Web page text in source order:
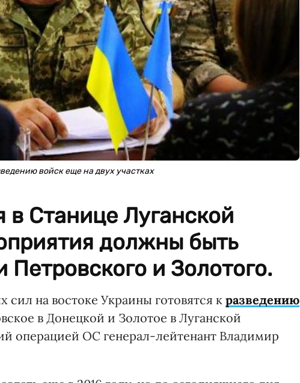
войск еще на двух участках
в Станице Луганской
должны быть
и Золотого.
на востоке Украины готовятся к разведению
в Донецкой и Золотое в Луганской
операцией ОС генерал-лейтенант Владимир